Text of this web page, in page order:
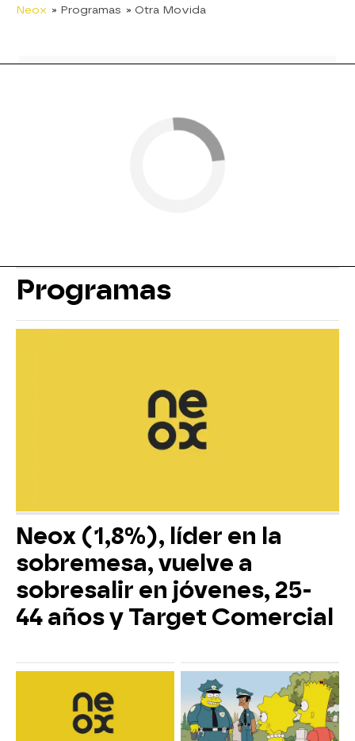
Neox » Programas » Otra Movida
Programas
Neox (1,8%), líder en la
sobremesa, vuelve a
sobresalir en jóvenes, 25-
44 años y Target Comercial